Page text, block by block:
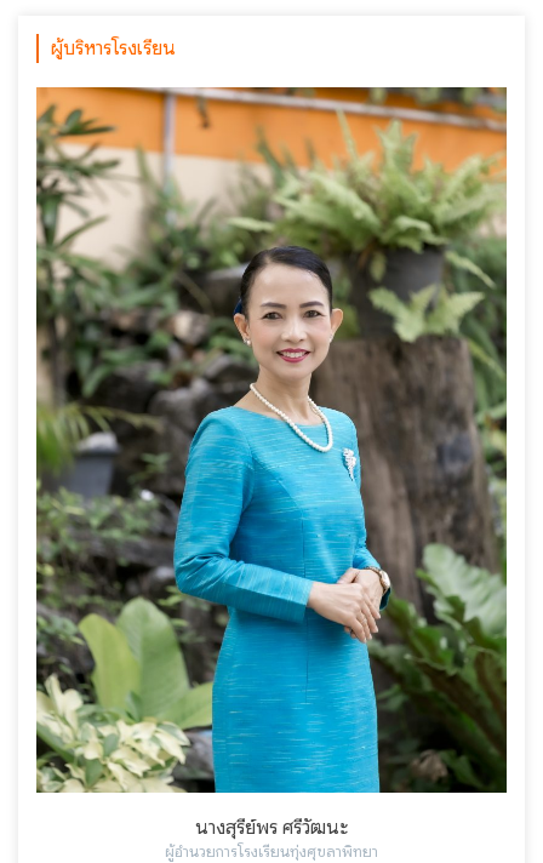
ผู้บริหารโรงเรียน
นางสุรีย์พร ศรีวัฒนะ
ผู้อำนวยการโรงเรียนทุ่งศุขลาพิทยา